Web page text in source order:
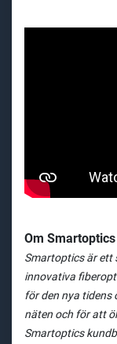
Om Smartoptics
Smartoptics är ett
innovativa
för den nya tidens
näten och för att
Smartoptics